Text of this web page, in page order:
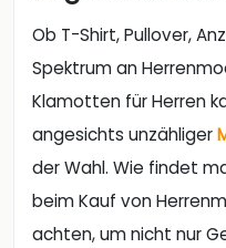
Ob T-Shirt, Pullover,
Spektrum an
Klamotten für Herren
angesichts unzähliger
der Wahl. Wie findet
beim Kauf von
achten, um nicht nur